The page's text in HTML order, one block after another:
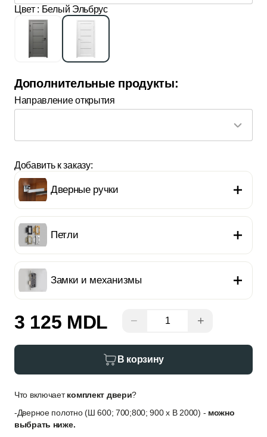
Цвет : Белый Эльбрус
Дополнительные продукты:
Направление открытия
Добавить к заказу:
Дверные ручки
Петли
Замки и механизмы
3 125 MDL − +
В корзину
Что включаеткомплект двери?
-Дверное полотно (Ш 600; 700;800; 900 x В 2000) - можно
выбрать ниже.